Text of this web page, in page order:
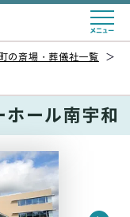
の斎場・葬儀社一覧
＞
ール南宇和